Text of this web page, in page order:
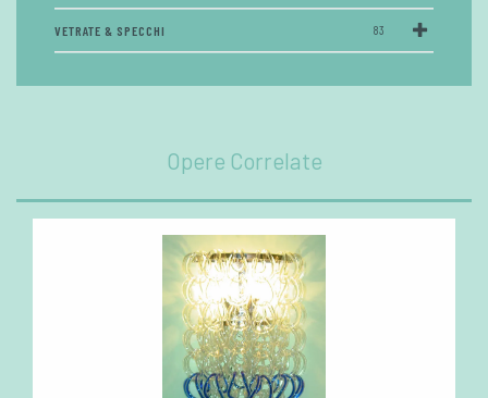
VETRATE & SPECCHI 83
Opere Correlate